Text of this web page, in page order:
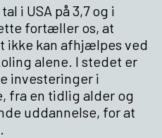
i USA på 3,7 og i
fortæller os, at
ikke kan afhjælpes ved
alene. I stedet er
investeringer i
fra en tidlig alder og
uddannelse, for at